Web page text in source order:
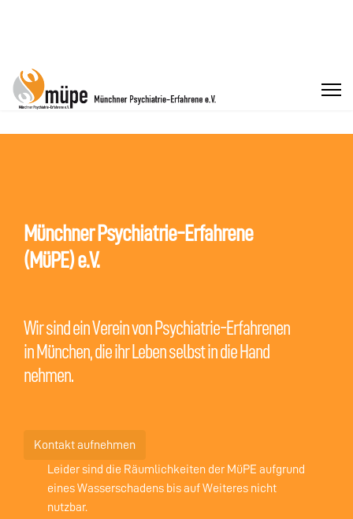
Münchner Psychiatrie-Erfahrene
(MüPE) e.V.
Wir sind ein Verein von Psychiatrie-Erfahrenen
in München, die ihr Leben selbst in die Hand
nehmen.
Kontakt aufnehmen
Leider sind die Räumlichkeiten der MüPE aufgrund
eines Wasserschadens bis auf Weiteres nicht
nutzbar.